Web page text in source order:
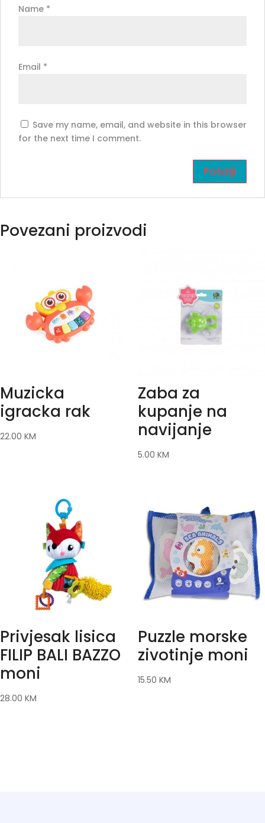
Name *
Email *
Save my name, email, and website in this browser
for the next time I comment.
Povezani proizvodi
Muzicka
igracka rak
22.00 KM
Zaba za
kupanje na
navijanje
5.00 KM
Privjesak lisica
FILIP BALI BAZZO
moni
28.00 KM
Puzzle morske
zivotinje moni
15.50 KM